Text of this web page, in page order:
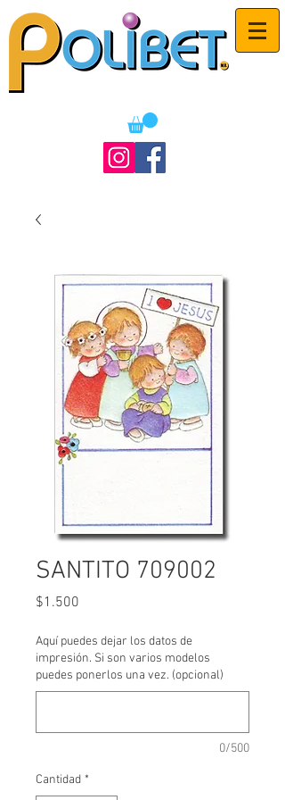
SANTITO 709002
$1.500
Aquí puedes dejar los datos de
impresión. Si son varios modelos
puedes ponerlos una vez. (opcional)
0/500
Cantidad *